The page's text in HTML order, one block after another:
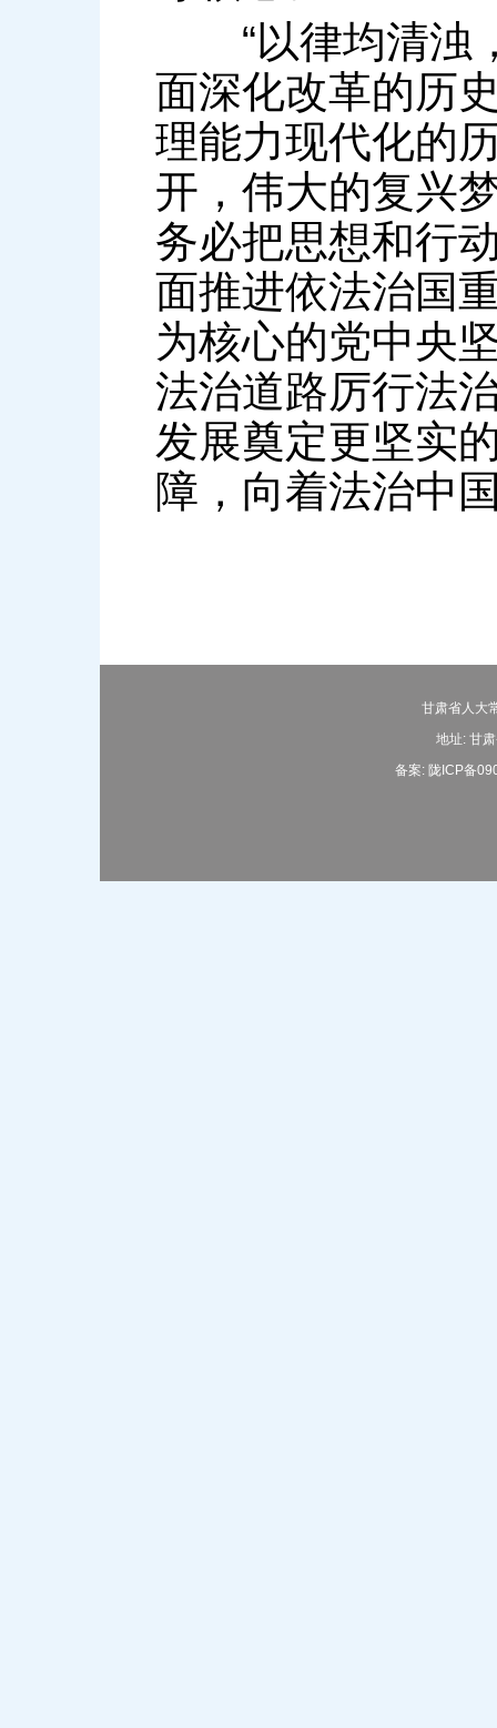
“以律均清浊，
面深化改革的历
理能力现代化的
开，伟大的复兴
务必把思想和行
面推进依法治国
为核心的党中央
法治道路厉行法
发展奠定更坚实
障，向着法治中
甘肃省人大
地址: 甘
备案: 陇ICP备